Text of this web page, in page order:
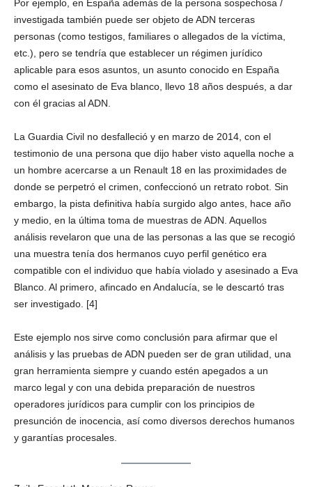
Por ejemplo, en España además de la persona sospechosa /
investigada también puede ser objeto de ADN terceras
personas (como testigos, familiares o allegados de la víctima,
etc.), pero se tendría que establecer un régimen jurídico
aplicable para esos asuntos, un asunto conocido en España
como el asesinato de Eva blanco, llevo 18 años después, a dar
con él gracias al ADN.
La Guardia Civil no desfalleció y en marzo de 2014, con el
testimonio de una persona que dijo haber visto aquella noche a
un hombre acercarse a un Renault 18 en las proximidades de
donde se perpetró el crimen, confeccionó un retrato robot. Sin
embargo, la pista definitiva había surgido algo antes, hace año
y medio, en la última toma de muestras de ADN. Aquellos
análisis revelaron que una de las personas a las que se recogió
una muestra tenía dos hermanos cuyo perfil genético era
compatible con el individuo que había violado y asesinado a Eva
Blanco. Al primero, afincado en Andalucía, se le descartó tras
ser investigado. [4]
Este ejemplo nos sirve como conclusión para afirmar que el
análisis y las pruebas de ADN pueden ser de gran utilidad, una
gran herramienta siempre y cuando estén apegados a un
marco legal y con una debida preparación de nuestros
operadores jurídicos para cumplir con los principios de
presunción de inocencia, así como diversos derechos humanos
y garantías procesales.